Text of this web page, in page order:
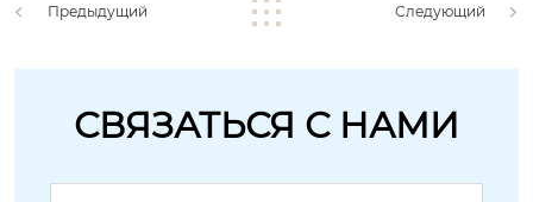
Предыдущий Следующий
СВЯЗАТЬСЯ С НАМИ